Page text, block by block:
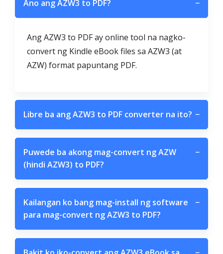
Ano ang AZW3 to PDF? −
Ang AZW3 to PDF ay online tool na nagko-
convert ng Kindle eBook files sa AZW3 (at
AZW) format papuntang PDF.
Libre ba ang AZW3 to PDF converter na ito? −
Puwede ba akong mag-convert ng AZW
(hindi AZW3) to PDF?
−
Kailangan ko bang mag-install ng software
para mag-convert ng AZW3 to PDF?
−